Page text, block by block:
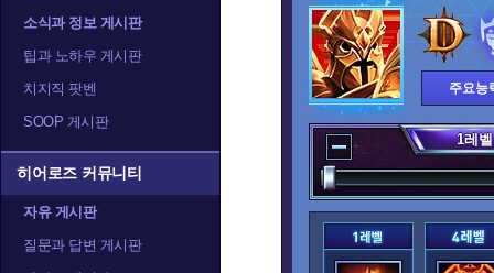
소식과 정보 게시판
팁과 노하우 게시판
치지직 팟벤
SOOP 게시판
히어로즈 커뮤니티
자유 게시판
질문과 답변 게시판
주요능
1레벨